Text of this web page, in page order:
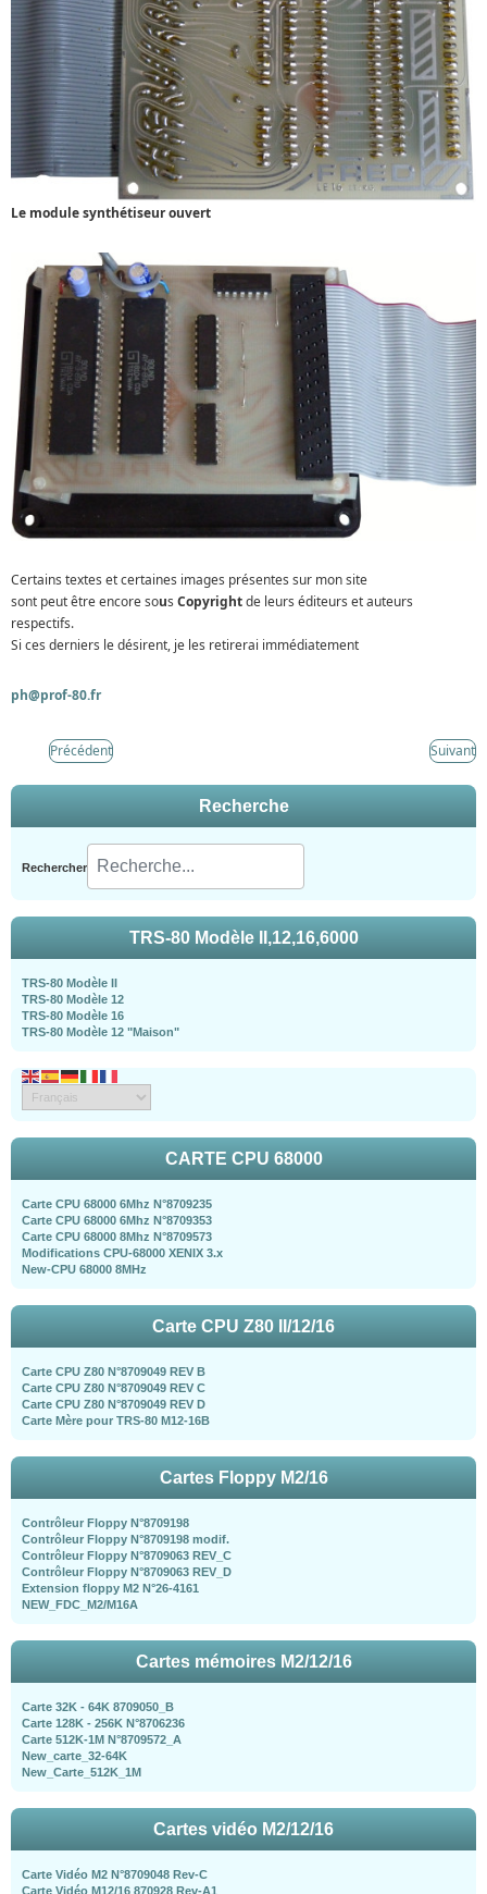
Le module synthétiseur ouvert
Certains textes et certaines images présentes sur mon site
sont peut être encore sous Copyrightde leurs éditeurs et auteurs
respectifs.
Si ces derniers le désirent, je les retirerai immédiatement
ph@prof-80.fr
Précédent Suivant
Recherche
Rechercher
TRS-80 Modèle II,12,16,6000
TRS-80 Modèle II
TRS-80 Modèle 12
TRS-80 Modèle 16
TRS-80 Modèle 12 "Maison"
CARTE CPU 68000
Carte CPU 68000 6Mhz N°8709235
Carte CPU 68000 6Mhz N°8709353
Carte CPU 68000 8Mhz N°8709573
Modifications CPU-68000 XENIX 3.x
New-CPU 68000 8MHz
Carte CPU Z80 II/12/16
Carte CPU Z80 N°8709049 REV B
Carte CPU Z80 N°8709049 REV C
Carte CPU Z80 N°8709049 REV D
Carte Mère pour TRS-80 M12-16B
Cartes Floppy M2/16
Contrôleur Floppy N°8709198
Contrôleur Floppy N°8709198 modif.
Contrôleur Floppy N°8709063 REV_C
Contrôleur Floppy N°8709063 REV_D
Extension floppy M2 N°26-4161
NEW_FDC_M2/M16A
Cartes mémoires M2/12/16
Carte 32K - 64K 8709050_B
Carte 128K - 256K N°8706236
Carte 512K-1M N°8709572_A
New_carte_32-64K
New_Carte_512K_1M
Cartes vidéo M2/12/16
Carte Vidéo M2 N°8709048 Rev-C
Carte Vidéo M12/16 870928 Rev-A1